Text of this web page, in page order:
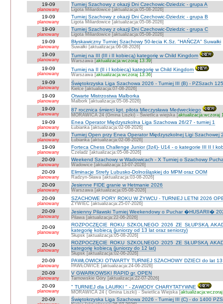
19-09
planowany
Turniej Szachowy z okazji Dni Czechowic-Dziedzic - grupa A
Ligota Miliardowice [aktualizacja:05-08-2026]
19-09
planowany
Turniej Szachowy z okazji Dni Czechowic-Dziedzic - grupa B
Ligota Miliardowice [aktualizacja:05-08-2026]
19-09
planowany
Turniej Szachowy z okazji Dni Czechowic-Dziedzic - grupa C
Ligota Miliardowice [aktualizacja:05-08-2026]
19-09
planowany
Błyskawiczny Turniej Szachowy 50-lecia K.Sz. "HAŃCZA" Suwałki
Suwałki [aktualizacja:06-08-2026]
19-09
planowany
Turniej na III (III i II kobiecą) kategorię w Child Kingdom
Warszawa [aktualizacja:wczoraj 13:39]
19-09
planowany
Turniej na II (II i I kobiecą) kategorię w Child Kingdom
Warszawa [aktualizacja:wczoraj 13:36]
19-09
planowany
Świętokrzyska Liga Szachowa 2026 - Turniej III (B) - PZSzach
Kielce [aktualizacja:07-08-2026]
19-09
planowany
Otwarte Mistrzostwa Malborka
Malbork [aktualizacja:05-08-2026]
19-09
planowany
87 rocznica śmierci kpt. pilota Mieczysława Medweckiego
MORAWICA 24 (Gmina Liszki) - Świetlica wiejska [aktualizacja:wczoraj
19-09
planowany
Enea Operator Międzyszkolna Liga Szachowa 26/27 - turniej 1
Łubianka [aktualizacja:02-08-2026]
19-09
planowany
Turniej Open przy Enea Operator Międzyszkolnej Ligi Szachowej
Łubianka [aktualizacja:02-08-2026]
19-09
planowany
Forteca Chess Challenge Junior (3z4)- U14 - o kategorie III II I
Czeladź [aktualizacja:05-08-2026]
20-09
planowany
Weekend Szachowy w Wadowicach - X Turniej o Szachowy
Wadowice [aktualizacja:13-07-2026]
20-09
planowany
Eliminacje Strefy Lubusko-Dolnośląskiej do MPM oraz OOM
Radzyn-Sława [aktualizacja:03-08-2026]
20-09
planowany
Jesienne FIDE granie w Hetmanie 2026
Warszawa [aktualizacja:05-08-2026]
20-09
planowany
SZACHOWE PORY ROKU W ŻYWCU - TURNIEJ LETNI 2026
ŻYWIEC [aktualizacja:25-07-2026]
20-09
planowany
Jesienny Pilawski Turniej Weekendowy o Puchar �HUSARII�
Pilawa [aktualizacja:22-06-2026]
20-09
planowany
ROZPOCZĘCIE ROKU SZKOLNEGO 2026 ZE SŁUPSKĄ
kategorię kobiecą (juniorzy od 13 lat oraz seniorzy)
Słupsk [aktualizacja:05-08-2026]
20-09
planowany
ROZPOCZĘCIE ROKU SZKOLNEGO 2025 ZE SŁUPSKĄ
kategorię kobiecą (juniorzy do 12 lat)
Słupsk [aktualizacja:02-06-2026]
20-09
planowany
PAWŁOWICKI OTWARTY TURNIEJ SZACHOWY DZIECI do lat
PAWŁOWICE [aktualizacja:24-06-2026]
20-09
planowany
V GWARKOWSKI RAPID gr. OPEN
Tarnowskie Góry [aktualizacja:22-07-2026]
20-09
planowany
" TURNIEJ dla LAURKI " - ZAWODY CHARYTATYWNE
MORAWICA 24 ( Gmina Liszki) - Świetlica Wiejska [aktualizacja:wczoraj
20-09 Świętokrzyska Liga Szachowa 2026 - Turniej III (C) - do 1400